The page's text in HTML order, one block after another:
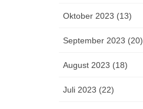
Oktober 2023 (13)
September 2023 (20)
August 2023 (18)
Juli 2023 (22)